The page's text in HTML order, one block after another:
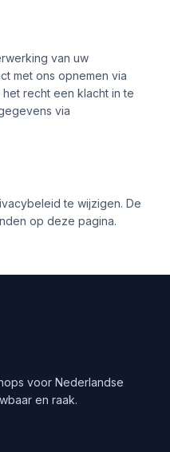
van uw
met ons opnemen via
recht een klacht in te
via
te wijzigen. De
op deze pagina.
voor Nederlandse
en raak.